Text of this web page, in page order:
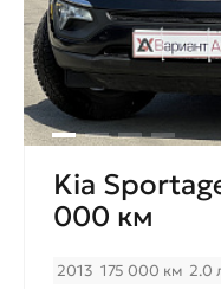
Kia
000 км
2013 175 000 км 2.0